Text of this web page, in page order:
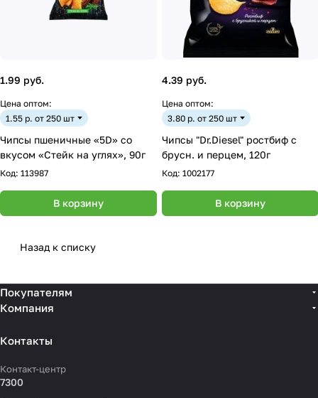
1.99 руб.
Цена оптом:
1.55 р. от 250 шт
Чипсы пшеничные «5D» со
вкусом «Стейк на углях», 90г
Код: 113987
В корзину
4.39 руб.
Цена оптом:
3.80 р. от 250 шт
Чипсы "Dr.Diesel" ростбиф с
брусн. и перцем, 120г
Код: 1002177
В корзину
Назад к списку
Покупателям
Компания
Контакты
Контакт-центр
7300